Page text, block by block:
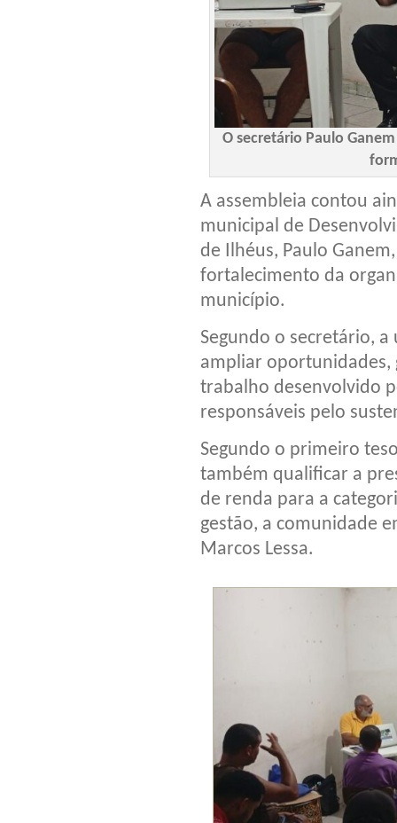
O secretário Paulo
A assembleia contou
municipal de
de Ilhéus, Paulo
fortalecimento da
município.
Segundo o secretário,
ampliar oportunidades,
trabalho desenvolvido
responsáveis pelo
Segundo o primeiro
também qualificar a
de renda para a
gestão, a comunidade
Marcos Lessa.